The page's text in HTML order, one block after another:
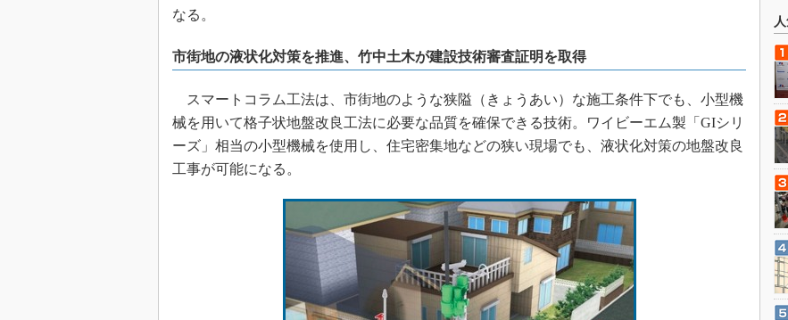
なる。
市街地の液状化対策を推進、竹中土木が建設技術審査証明を取得
スマートコラム工法は、市街地のような狭隘（きょうあい）な施工条件下でも、小型機
械を用いて格子状地盤改良工法に必要な品質を確保できる技術。ワイビーエム製「GIシリ
ーズ」相当の小型機械を使用し、住宅密集地などの狭い現場でも、液状化対策の地盤改良
工事が可能になる。